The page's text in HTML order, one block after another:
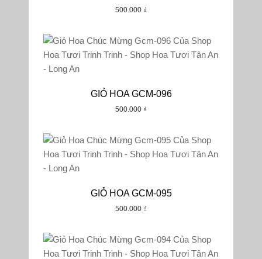
500.000 ₫
GIỎ HOA GCM-096
500.000 ₫
GIỎ HOA GCM-095
500.000 ₫